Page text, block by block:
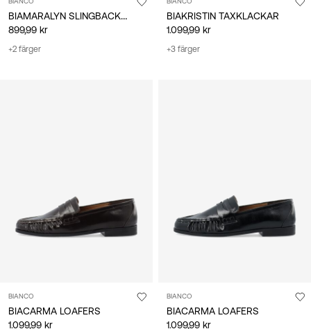
BIAMARALYN SLINGBACKSKOR
899,99 kr
+2 färger
BIAKRISTIN TAXKLACKAR
1.099,99 kr
+3 färger
BIANCO
BIACARMA LOAFERS
1.099,99 kr
BIANCO
BIACARMA LOAFERS
1.099,99 kr